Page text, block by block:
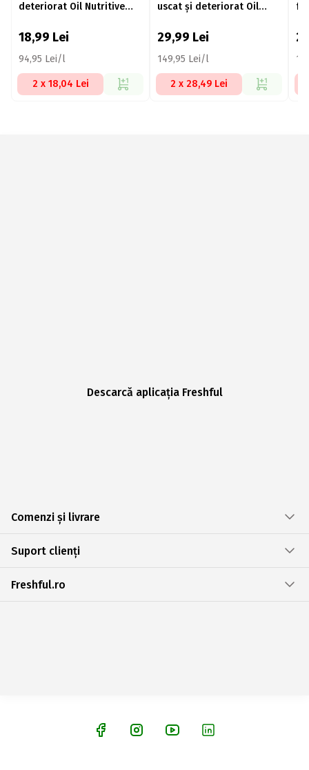
deteriorat Oil Nutritive
18,99 Lei
94,95 Lei/l
2 x 18,04 Lei
uscat și deteriorat Oil
29,99 Lei
149,95 Lei/l
2 x 28,49 Lei
Descarcă aplicația Freshful
Comenzi și livrare
Suport clienți
Freshful.ro